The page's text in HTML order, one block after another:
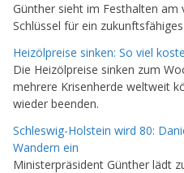
Günther sieht im Festhalten am
Schlüssel für ein
Heizölpreise sinken: So viel
Die Heizölpreise sinken zum
mehrere Krisenherde weltweit
wieder beenden.
Schleswig-Holstein wird 80:
Wandern ein
Ministerpräsident Günther lädt